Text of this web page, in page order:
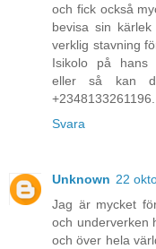
och fick också
bevisa sin
verklig stavning
Isikolo på hans
eller så kan
+2348133261196.
Svara
Unknown 22
Jag är mycket
och underverken
och över hela